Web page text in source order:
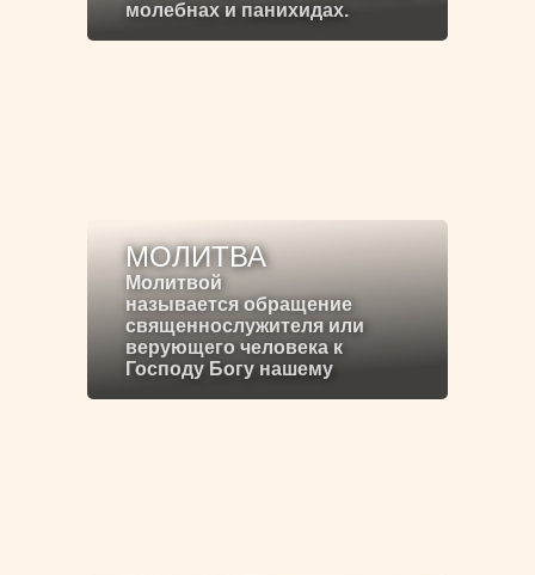
молебнах и панихидах.
МОЛИТВА
Молитвой
называется обращение
священнослужителя или
верующего человека к
Господу Богу нашему